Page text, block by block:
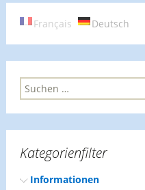
Français Deutsch
S
u
n
a
Kategorienfilter
Informationen